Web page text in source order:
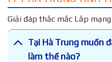
Giải đáp thắc mắc Lắp
Tại Hà Trung muốn
làm thế nào?